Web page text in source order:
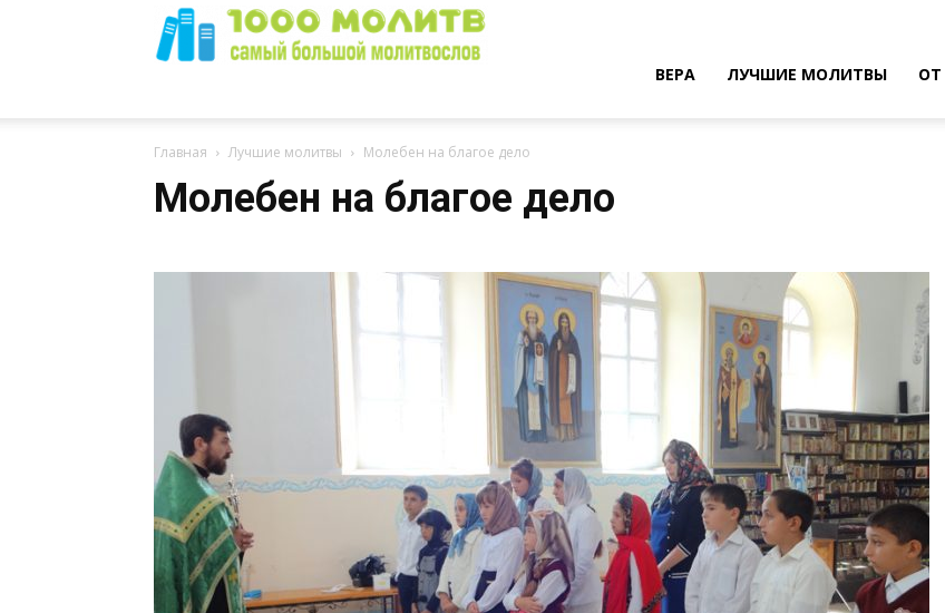
ВЕРА ЛУЧШИЕ МОЛИТВЫ ОТ
Главная Лучшие молитвы Молебен на благое дело
Молебен на благое дело